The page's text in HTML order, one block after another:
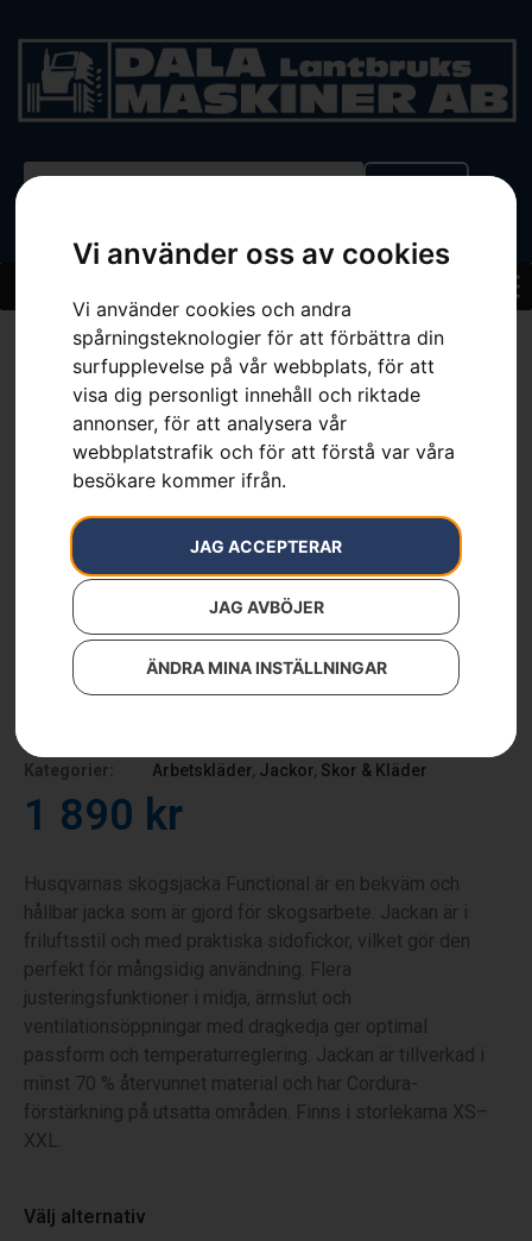
Vi använder oss av cookies
Vi använder cookies och andra
spårningsteknologier för att förbättra din
surfupplevelse på vår webbplats, för att
visa dig personligt innehåll och riktade
annonser, för att analysera vår
webbplatstrafik och för att förstå var våra
besökare kommer ifrån.
JAG ACCEPTERAR
JAG AVBÖJER
ÄNDRA MINA INSTÄLLNINGAR
»Sortiment»Skogsjacka, Functional
Skogsjacka, Functional
Artikelnummer:
Kategorier:
Arbetskläder, Jackor, Skor & Kläder
1 890 kr
Husqvarnas skogsjacka Functional är en bekväm och
hållbar jacka som är gjord för skogsarbete. Jackan är i
friluftsstil och med praktiska sidofickor, vilket gör den
perfekt för mångsidig användning. Flera
justeringsfunktioner i midja, ärmslut och
ventilationsöppningar med dragkedja ger optimal
passform och temperaturreglering. Jackan är tillverkad i
minst 70 % återvunnet material och har Cordura-
förstärkning på utsatta områden. Finns i storlekarna XS–
XXL.
Välj alternativ